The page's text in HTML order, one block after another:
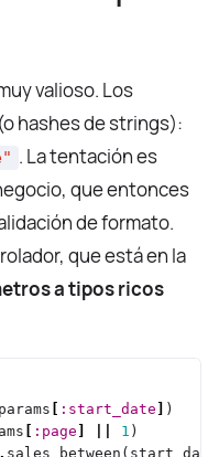
valioso. Los
hashes de strings):
. La tentación es
que entonces
de formato.
que está en la
a tipos ricos
:start_date )
:page 1 )
.